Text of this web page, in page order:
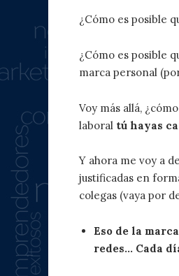
¿Cómo es posible
¿Cómo es posible
marca personal
Voy más allá,
laboral tú hayas
Y ahora me voy a
justificadas en
colegas (vaya por
Eso de la
redes… Cada